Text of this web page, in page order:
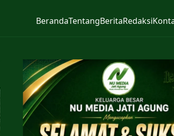
BerandaTentangBeritaRedaksi